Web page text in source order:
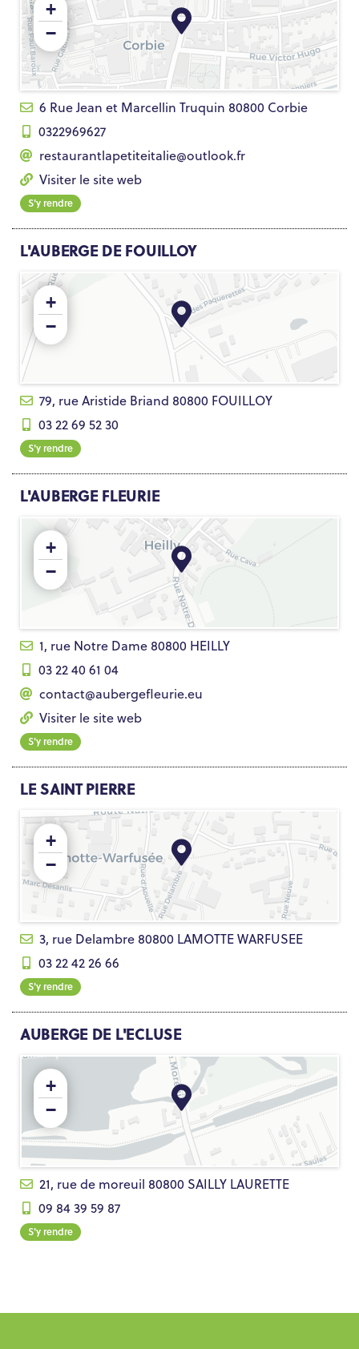
6 Rue Jean et Marcellin Truquin 80800 Corbie
0322969627
restaurantlapetiteitalie@outlook.fr
Visiter le site web
S'y rendre
+
−
L'AUBERGE DE FOUILLOY
79, rue Aristide Briand 80800 FOUILLOY
03 22 69 52 30
S'y rendre
+
−
L'AUBERGE FLEURIE
1, rue Notre Dame 80800 HEILLY
03 22 40 61 04
contact@aubergefleurie.eu
Visiter le site web
S'y rendre
+
−
LE SAINT PIERRE
3, rue Delambre 80800 LAMOTTE WARFUSEE
03 22 42 26 66
S'y rendre
+
−
AUBERGE DE L'ECLUSE
21, rue de moreuil 80800 SAILLY LAURETTE
09 84 39 59 87
S'y rendre
+
−